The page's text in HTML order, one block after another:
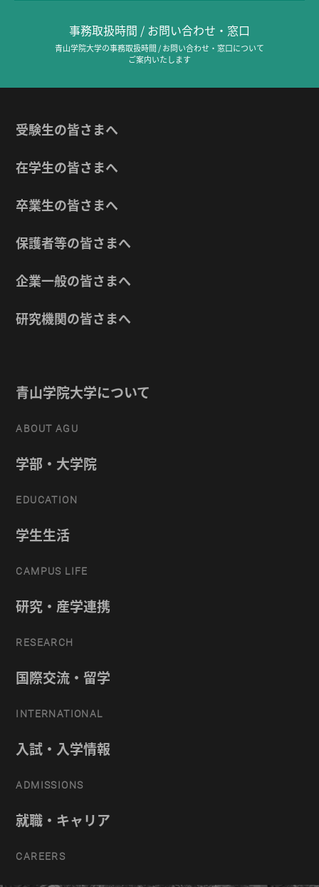
事務取扱時間 / お問い合わせ・窓口
青山学院大学の事務取扱時間 / お問い合わせ・窓口について
ご案内いたします
受験生の皆さまへ
在学生の皆さまへ
卒業生の皆さまへ
保護者等の皆さまへ
企業一般の皆さまへ
研究機関の皆さまへ
青山学院大学について
ABOUT AGU
学部・大学院
EDUCATION
学生生活
CAMPUS LIFE
研究・産学連携
RESEARCH
国際交流・留学
INTERNATIONAL
入試・入学情報
ADMISSIONS
就職・キャリア
CAREERS